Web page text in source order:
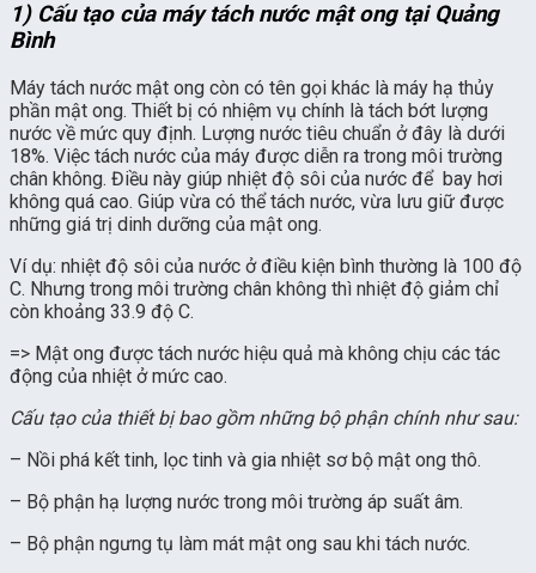
1) Cấu tạo của máy tách nước mật ong tại Quảng
Bình
Máy tách nước mật ong còn có tên gọi khác là máy hạ thủy
phần mật ong. Thiết bị có nhiệm vụ chính là tách bớt lượng
nước về mức quy định. Lượng nước tiêu chuẩn ở đây là dưới
18%. Việc tách nước của máy được diễn ra trong môi trường
chân không. Điều này giúp nhiệt độ sôi của nước để bay hơi
không quá cao. Giúp vừa có thể tách nước, vừa lưu giữ được
những giá trị dinh dưỡng của mật ong.
Ví dụ: nhiệt độ sôi của nước ở điều kiện bình thường là 100 độ
C. Nhưng trong môi trường chân không thì nhiệt độ giảm chỉ
còn khoảng 33.9 độ C.
=> Mật ong được tách nước hiệu quả mà không chịu các tác
động của nhiệt ở mức cao.
Cấu tạo của thiết bị bao gồm những bộ phận chính như sau:
– Nồi phá kết tinh, lọc tinh và gia nhiệt sơ bộ mật ong thô.
– Bộ phận hạ lượng nước trong môi trường áp suất âm.
– Bộ phận ngưng tụ làm mát mật ong sau khi tách nước.